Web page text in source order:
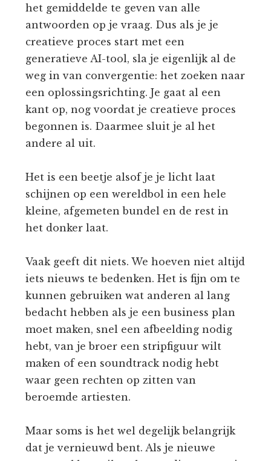
het gemiddelde te geven van alle
antwoorden op je vraag. Dus als je je
creatieve proces start met een
generatieve AI-tool, sla je eigenlijk al de
weg in van convergentie: het zoeken naar
een oplossingsrichting. Je gaat al een
kant op, nog voordat je creatieve proces
begonnen is. Daarmee sluit je al het
andere al uit.
Het is een beetje alsof je je licht laat
schijnen op een wereldbol in een hele
kleine, afgemeten bundel en de rest in
het donker laat.
Vaak geeft dit niets. We hoeven niet altijd
iets nieuws te bedenken. Het is fijn om te
kunnen gebruiken wat anderen al lang
bedacht hebben als je een business plan
moet maken, snel een afbeelding nodig
hebt, van je broer een stripfiguur wilt
maken of een soundtrack nodig hebt
waar geen rechten op zitten van
beroemde artiesten.
Maar soms is het wel degelijk belangrijk
dat je vernieuwd bent. Als je nieuwe